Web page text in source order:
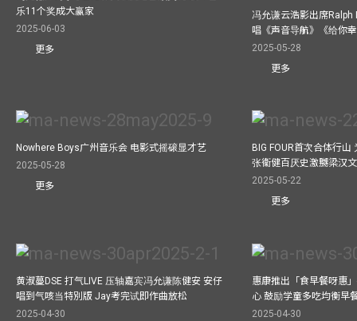
乐11个奖成大赢家
2025-06-03
更多
冯允谦云浩影出席
唱《声音导航》《给你
2025-05-28
更多
Nowhere Boys广州音乐会 电影式摇磙显才艺
2025-05-28
更多
BIG FOUR首次合体行
张衞健百厌史激嬲梁汉
2025-05-22
更多
黄淑蔓DSE 打气LIVE 压轴嘉宾冯允谦陈健安 安仔
唱到气咳当特別版 Jay考完试即作曲放松
2025-04-30
惠康推出「食早餐呀惠
心 鼓励学童多吃均衡早
2025-04-30